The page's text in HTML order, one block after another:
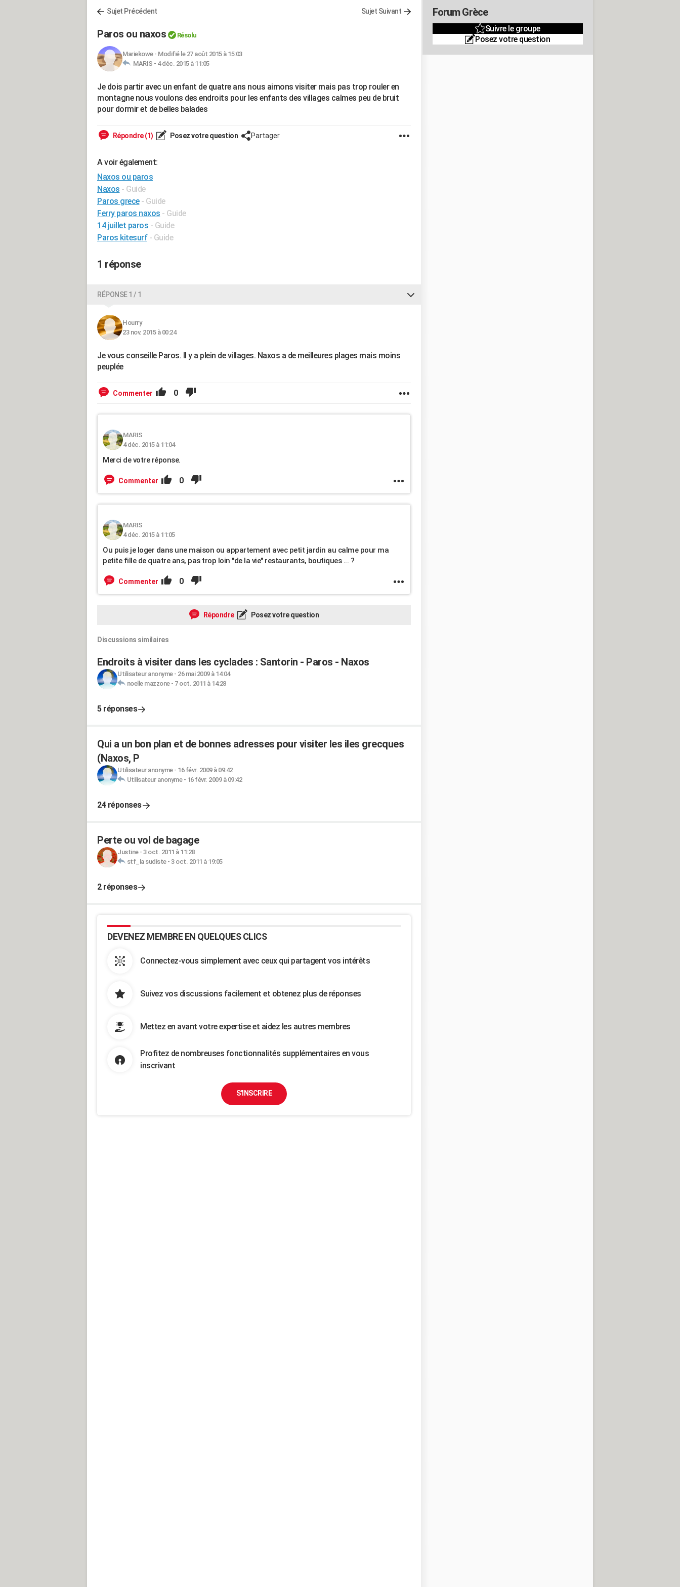
Sujet Précédent Sujet Suivant
Paros ou naxos Résolu
Mariekowe- Modifié le 27 août 2015 à 15:03
MARIS - 4 déc. 2015 à 11:05
Je dois partir avec un enfant de quatre ans nous aimons visiter mais pas trop rouler en
montagne nous voulons des endroits pour les enfants des villages calmes peu de bruit
pour dormir et de belles balades
Répondre (1) Posez votre question Partager
A voir également:
Naxos ou paros
Naxos - Guide
Paros grece - Guide
Ferry paros naxos - Guide
14 juillet paros - Guide
Paros kitesurf - Guide
1 réponse
RÉPONSE 1 / 1
Hourry
23 nov. 2015 à 00:24
Je vous conseille Paros. Il y a plein de villages. Naxos a de meilleures plages mais moins
peuplée
Commenter 0
MARIS
4 déc. 2015 à 11:04
Merci de votre réponse.
Commenter 0
MARIS
4 déc. 2015 à 11:05
Ou puis je loger dans une maison ou appartement avec petit jardin au calme pour ma
petite fille de quatre ans, pas trop loin "de la vie" restaurants, boutiques ... ?
Commenter 0
Répondre Posez votre question
Discussions similaires
Endroits à visiter dans les cyclades : Santorin - Paros - Naxos
Utilisateur anonyme- 26 mai 2009 à 14:04
noelle mazzone- 7 oct. 2011 à 14:28
5 réponses
Qui a un bon plan et de bonnes adresses pour visiter les iles grecques
(Naxos, P
Utilisateur anonyme- 16 févr. 2009 à 09:42
Utilisateur anonyme- 16 févr. 2009 à 09:42
24 réponses
Perte ou vol de bagage
Justine- 3 oct. 2011 à 11:28
stf_la sudiste- 3 oct. 2011 à 19:05
2 réponses
DEVENEZ MEMBRE EN QUELQUES CLICS
Connectez-vous simplement avec ceux qui partagent vos intérêts
Suivez vos discussions facilement et obtenez plus de réponses
Mettez en avant votre expertise et aidez les autres membres
Profitez de nombreuses fonctionnalités supplémentaires en vous
inscrivant
S'INSCRIRE
Forum Grèce
Suivre le groupe
Posez votre question